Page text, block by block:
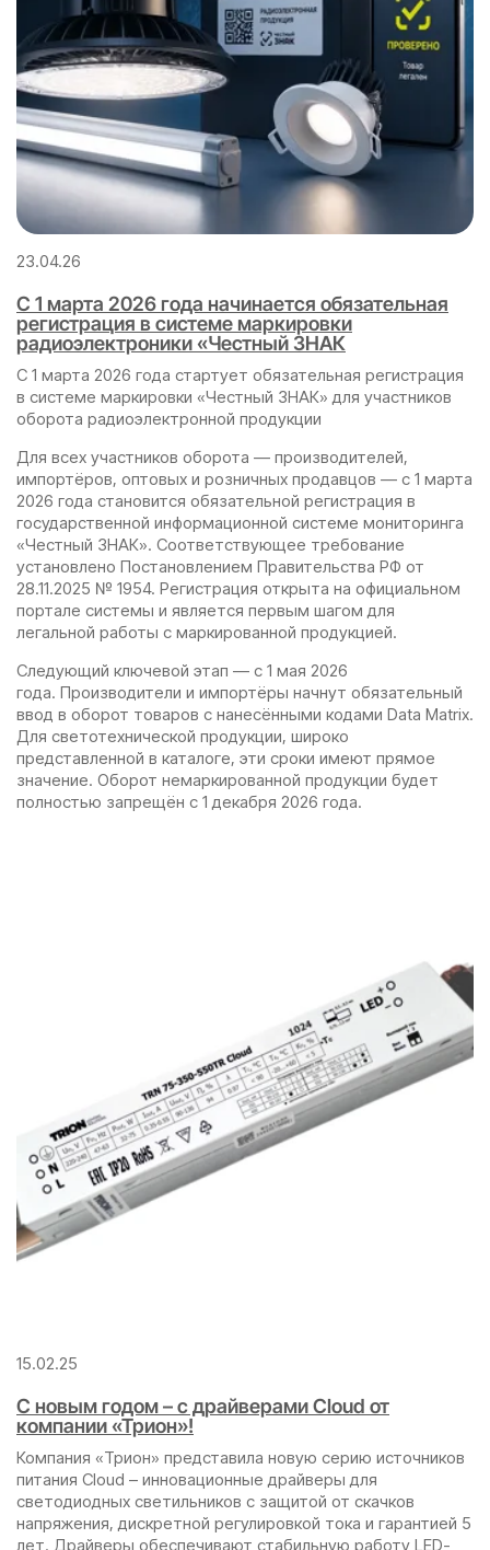
23.04.26
С 1 марта 2026 года начинается обязательная
регистрация в системе маркировки
радиоэлектроники «Честный ЗНАК
С 1 марта 2026 года стартует обязательная регистрация
в системе маркировки «Честный ЗНАК» для участников
оборота радиоэлектронной продукции
Для всех участников оборота — производителей,
импортёров, оптовых и розничных продавцов — с 1 марта
2026 года становится обязательной регистрация в
государственной информационной системе мониторинга
«Честный ЗНАК». Соответствующее требование
установлено Постановлением Правительства РФ от
28.11.2025 № 1954. Регистрация открыта на официальном
портале системы и является первым шагом для
легальной работы с маркированной продукцией.
Следующий ключевой этап — с 1 мая 2026
года. Производители и импортёры начнут обязательный
ввод в оборот товаров с нанесёнными кодами Data Matrix.
Для светотехнической продукции, широко
представленной в каталоге, эти сроки имеют прямое
значение. Оборот немаркированной продукции будет
полностью запрещён с 1 декабря 2026 года.
15.02.25
С новым годом – с драйверами Cloud от
компании «Трион»!
Компания «Трион» представила новую серию источников
питания Cloud – инновационные драйверы для
светодиодных светильников с защитой от скачков
напряжения, дискретной регулировкой тока и гарантией 5
лет. Драйверы обеспечивают стабильную работу LED-